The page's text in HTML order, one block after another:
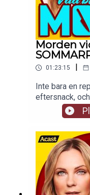
Morden
01:23:15 |
Inte bara en
eftersnack,
ett avsnitt